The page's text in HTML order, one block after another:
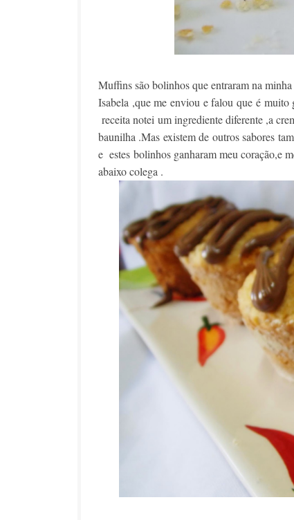
Muffins são bolinhos que entraram na
Isabela ,que me enviou e falou que é
receita notei um ingrediente diferente ,a
baunilha .Mas existem de outros sabores
e estes bolinhos ganharam meu coração,e
abaixo colega .